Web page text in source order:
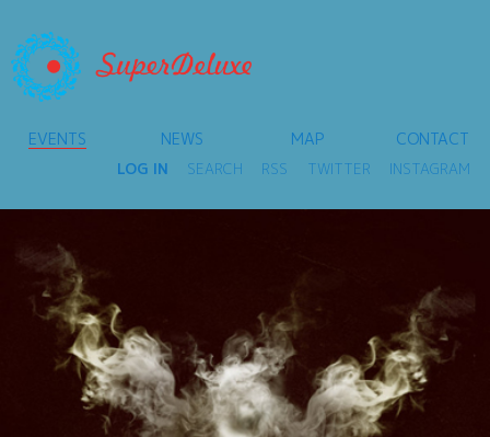
EVENTS NEWS MAP CONTACT
LOG IN SEARCH RSS TWITTER INSTAGRAM